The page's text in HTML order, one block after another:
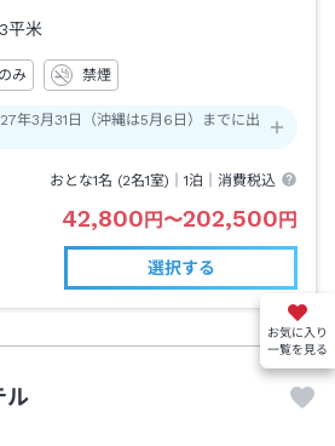
平米
み 禁煙
3月31日（沖縄は5月6日）までに出
おとな1名 (2名1室)｜1泊 ｜消費税込
42,800円〜202,500円
選択する
ル
お気に入り
一覧を見る